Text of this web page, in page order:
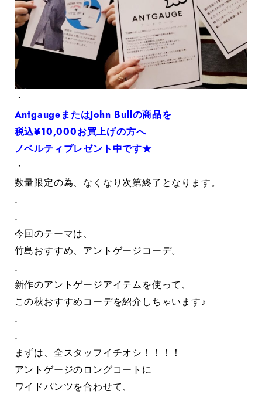
・
AntgaugeまたはJohn Bullの商品を
税込¥10,000お買上げの方へ
ノベルティプレゼント中です★
・
数量限定の為、なくなり次第終了となります。
.
.
今回のテーマは、
竹島おすすめ、アントゲージコーデ。
.
新作のアントゲージアイテムを使って、
この秋おすすめコーデを紹介しちゃいます♪
.
.
まずは、全スタッフイチオシ！！！！
アントゲージのロングコートに
ワイドパンツを合わせて、